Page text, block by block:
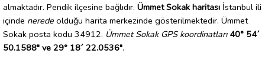
almaktadır. Pendik ilçesine bağlıdır. Ümmet Sokak haritası İstanbul ili
içinde nerede olduğu harita merkezinde gösterilmektedir. Ümmet
Sokak posta kodu 34912. Ümmet Sokak GPS koordinatları 40° 54´
50.1588" ve 29° 18´ 22.0536".